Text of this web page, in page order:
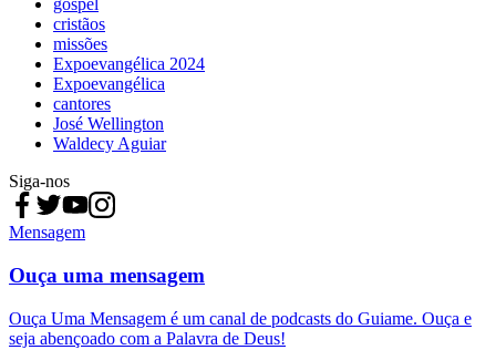
gospel
cristãos
missões
Expoevangélica 2024
Expoevangélica
cantores
José Wellington
Waldecy Aguiar
Siga-nos
Mensagem
Ouça uma mensagem
Ouça Uma Mensagem é um canal de podcasts do Guiame. Ouça e
seja abençoado com a Palavra de Deus!